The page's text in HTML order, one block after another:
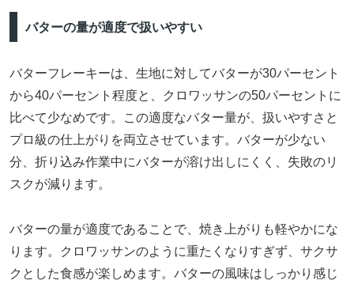
バターの量が適度で扱いやすい
バターフレーキーは、生地に対してバターが30パーセント
から40パーセント程度と、クロワッサンの50パーセントに
比べて少なめです。この適度なバター量が、扱いやすさと
プロ級の仕上がりを両立させています。バターが少ない
分、折り込み作業中にバターが溶け出しにくく、失敗のリ
スクが減ります。
バターの量が適度であることで、焼き上がりも軽やかにな
ります。クロワッサンのように重たくなりすぎず、サクサ
クとした食感が楽しめます。バターの風味はしっかり感じ